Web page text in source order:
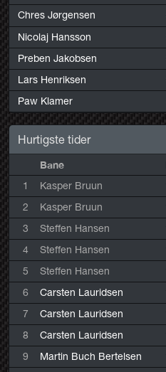
Chres Jørgensen
Nicolaj Hansson
Preben Jakobsen
Lars Henriksen
Paw Klamer
Hurtigste tider
Bane
1 Kasper Bruun
2
Kasper Bruun
3
Steffen Hansen
4
Steffen Hansen
5
Steffen Hansen
6
Carsten Lauridsen
7
Carsten Lauridsen
8
Carsten Lauridsen
9
Martin Buch Bertelsen